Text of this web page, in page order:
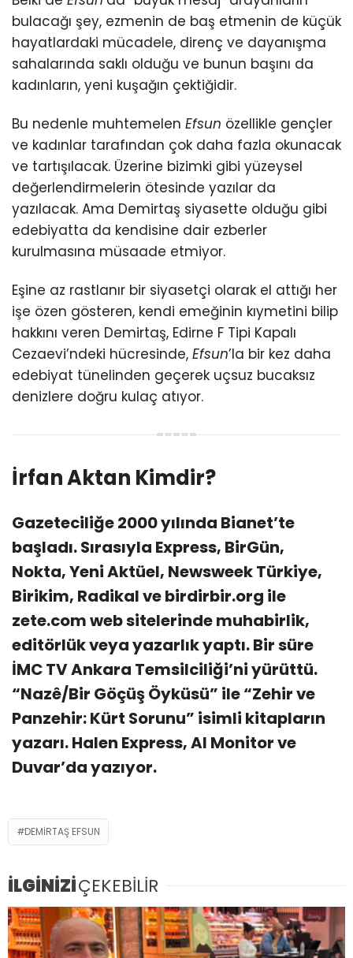
bulacağı şey, ezmenin de baş etmenin de küçük
hayatlardaki mücadele, direnç ve dayanışma
sahalarında saklı olduğu ve bunun başını da
kadınların, yeni kuşağın çektiğidir.
Bu nedenle muhtemelen Efsun özellikle gençler
ve kadınlar tarafından çok daha fazla okunacak
ve tartışılacak. Üzerine bizimki gibi yüzeysel
değerlendirmelerin ötesinde yazılar da
yazılacak. Ama Demirtaş siyasette olduğu gibi
edebiyatta da kendisine dair ezberler
kurulmasına müsaade etmiyor.
Eşine az rastlanır bir siyasetçi olarak el attığı her
işe özen gösteren, kendi emeğinin kıymetini bilip
hakkını veren Demirtaş, Edirne F Tipi Kapalı
Cezaevi’ndeki hücresinde, Efsun’la bir kez daha
edebiyat tünelinden geçerek uçsuz bucaksız
denizlere doğru kulaç atıyor.
İrfan Aktan Kimdir?
Gazeteciliğe 2000 yılında Bianet’te
başladı. Sırasıyla Express, BirGün,
Nokta, Yeni Aktüel, Newsweek Türkiye,
Birikim, Radikal ve birdirbir.org ile
zete.com web sitelerinde muhabirlik,
editörlük veya yazarlık yaptı. Bir süre
İMC TV Ankara Temsilciliği’ni yürüttü.
“Nazê/Bir Göçüş Öyküsü” ile “Zehir ve
Panzehir: Kürt Sorunu” isimli kitapların
yazarı. Halen Express, Al Monitor ve
Duvar’da yazıyor.
DEMİRTAŞ EFSUN
İLGİNİZİÇEKEBİLİR